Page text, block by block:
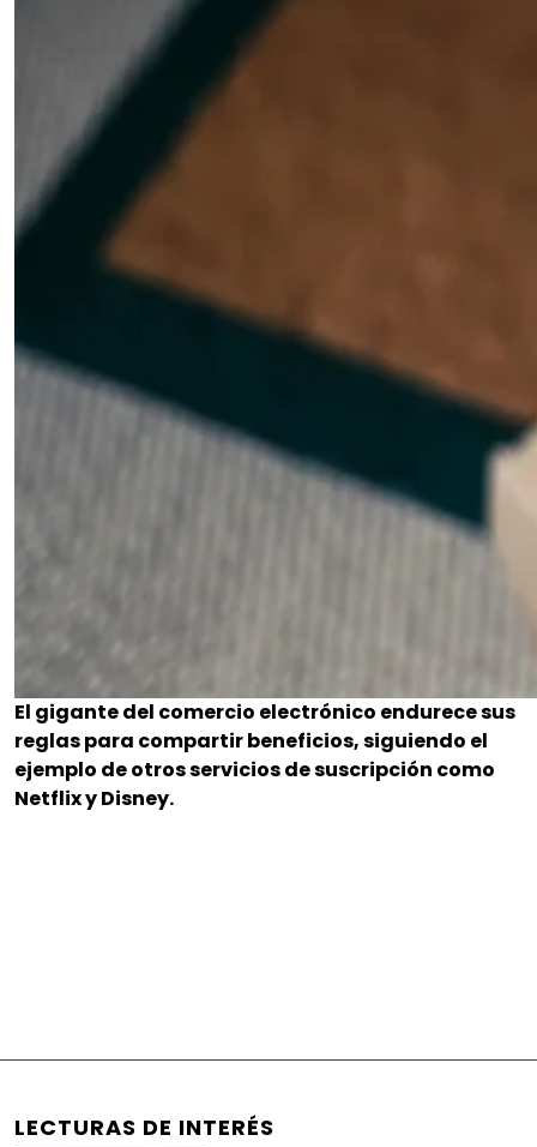
El gigante del comercio electrónico endurece sus
reglas para compartir beneficios, siguiendo el
ejemplo de otros servicios de suscripción como
Netflix y Disney.
LECTURAS DE INTERÉS